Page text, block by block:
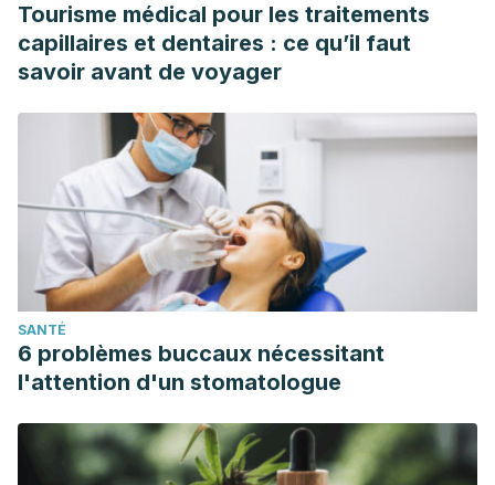
Tourisme médical pour les traitements
capillaires et dentaires : ce qu’il faut
savoir avant de voyager
SANTÉ
6 problèmes buccaux nécessitant
l'attention d'un stomatologue